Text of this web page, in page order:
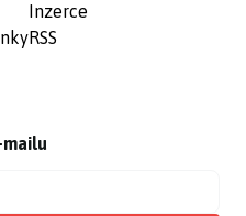
Inzerce
RSS